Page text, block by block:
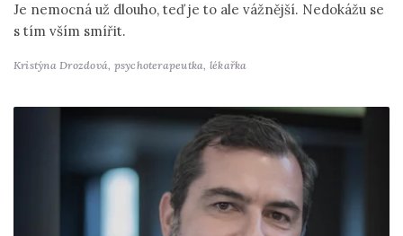
Je nemocná už dlouho, teď je to ale vážnější. Nedokážu se
s tím vším smířit.
Kristýna Drozdová, psychoterapeutka, lékařka